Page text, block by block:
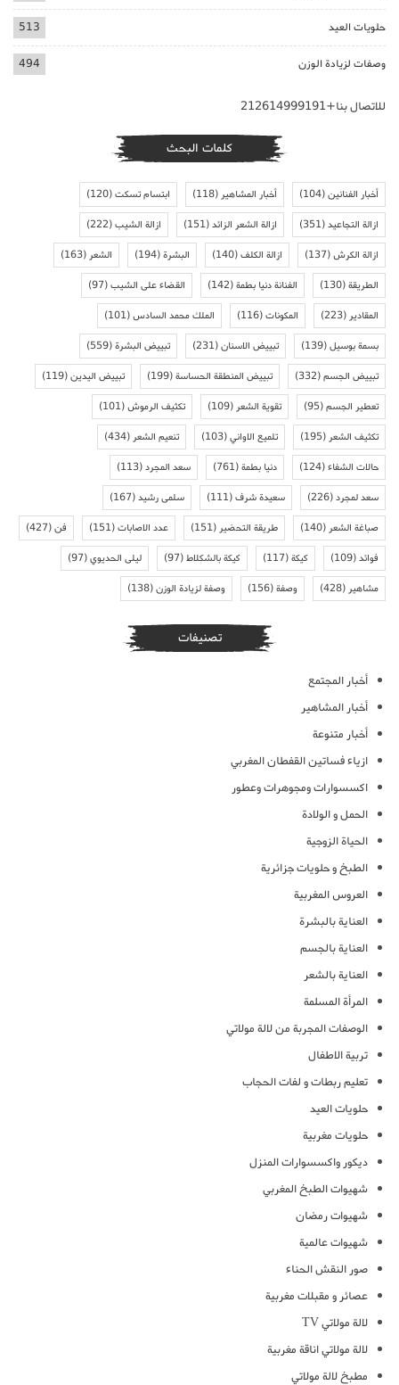
حلويات العيد 513
وصفات لزيادة الوزن 494
للاتصال بنا+212614999191
كلمات البحث
أخبار الفنانين(104) أخبار المشاهير(118) ابتسام تسكت(120)
ازالة التجاعيد(351) ازالة الشعر الزائد(151) ازالة الشيب(222)
ازالة الكرش(137) ازالة الكلف(140) البشرة(194) الشعر(163)
الطريقة(130) الفنانة دنيا بطمة(142) القضاء على الشيب(97)
المقادير(223) المكونات(116) الملك محمد السادس(101)
بسمة بوسيل(139) تبييض الاسنان(231) تبييض البشرة(559)
تبييض الجسم(332) تبييض المنطقة الحساسة(199) تبييض اليدين(119)
تعطير الجسم(95) تقوية الشعر(109) تكثيف الرموش(101)
تكثيف الشعر(195) تلميع الاواني(103) تنعيم الشعر(434)
حالات الشفاء(124) دنيا بطمة(761) سعد المجرد(113)
سعد لمجرد(226) سعيدة شرف(111) سلمى رشيد(167)
صباغة الشعر(140) طريقة التحضير(151) عدد الاصابات(151) فن(427)
فوائد(109) كيكة(117) كيكة بالشكلاط(97) ليلى الحديوي(97)
مشاهير(428) وصفة(156) وصفة لزيادة الوزن(138)
تصنيفات
أخبار المجتمع
أخبار المشاهير
أخبار متنوعة
ازياء فساتين القفطان المغربي
اكسسوارات ومجوهرات وعطور
الحمل و الولادة
الحياة الزوجية
الطبخ و حلويات جزائرية
العروس المغربية
العناية بالبشرة
العناية بالجسم
العناية بالشعر
المرأة المسلمة
الوصفات المجربة من لالة مولاتي
تربية الاطفال
تعليم ربطات و لفات الحجاب
حلويات العيد
حلويات مغربية
ديكور واكسسوارات المنزل
شهيوات الطبخ المغربي
شهيوات رمضان
شهيوات عالمية
صور النقش الحناء
عصائر و مقبلات مغربية
لالة مولاتي TV
لالة مولاتي اناقة مغربية
مطبخ لالة مولاتي